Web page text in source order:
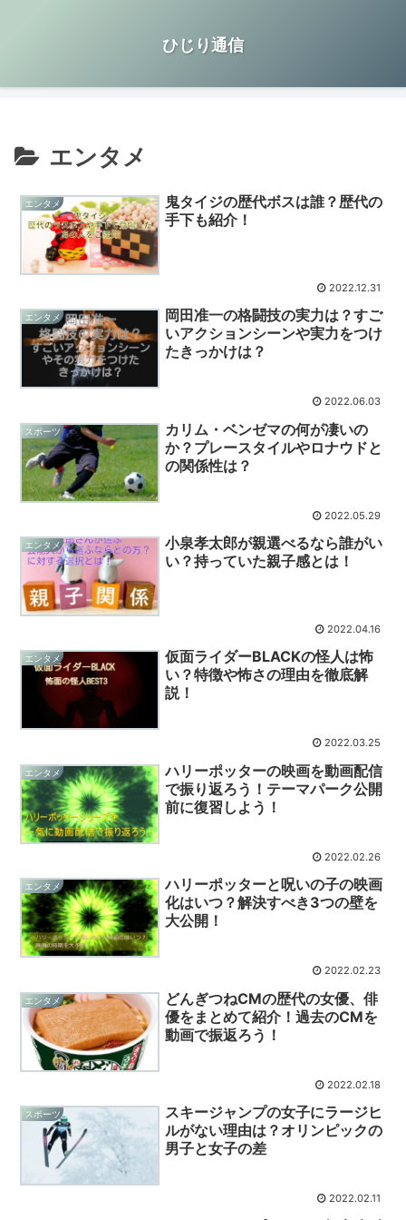
ひじり通信
エンタメ
エンタメ
鬼タイジの歴代ボスは誰？歴代の
手下も紹介！
2022.12.31
エンタメ
岡田准一の格闘技の実力は？すご
いアクションシーンや実力をつけ
たきっかけは？
2022.06.03
スポーツ
カリム・ベンゼマの何が凄いの
か？プレースタイルやロナウドと
の関係性は？
2022.05.29
エンタメ
小泉孝太郎が親選べるなら誰がい
い？持っていた親子感とは！
2022.04.16
エンタメ
仮面ライダーBLACKの怪人は怖
い？特徴や怖さの理由を徹底解
説！
2022.03.25
エンタメ
ハリーポッターの映画を動画配信
で振り返ろう！テーマパーク公開
前に復習しよう！
2022.02.26
エンタメ
ハリーポッターと呪いの子の映画
化はいつ？解決すべき3つの壁を
大公開！
2022.02.23
エンタメ
どんぎつねCMの歴代の女優、俳
優をまとめて紹介！過去のCMを
動画で振返ろう！
2022.02.18
スポーツ
スキージャンプの女子にラージヒ
ルがない理由は？オリンピックの
男子と女子の差
2022.02.11